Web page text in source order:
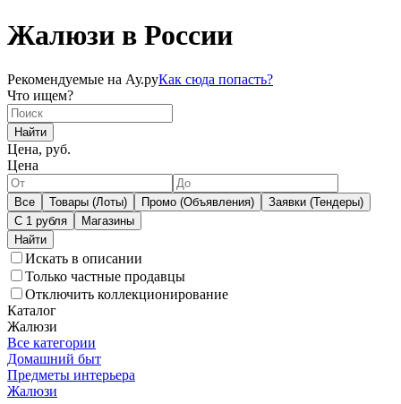
Жалюзи в России
Рекомендуемые на Ау.руКак сюда попасть?
Что ищем?
Найти
Цена, руб.
Цена
Все Товары (Лоты) Промо (Объявления)
Заявки (Тендеры)
С 1 рубля
Магазины
Искать в описании
Только частные продавцы
Отключить коллекционирование
Каталог
Жалюзи
Все категории
Домашний быт
Предметы интерьера
Жалюзи